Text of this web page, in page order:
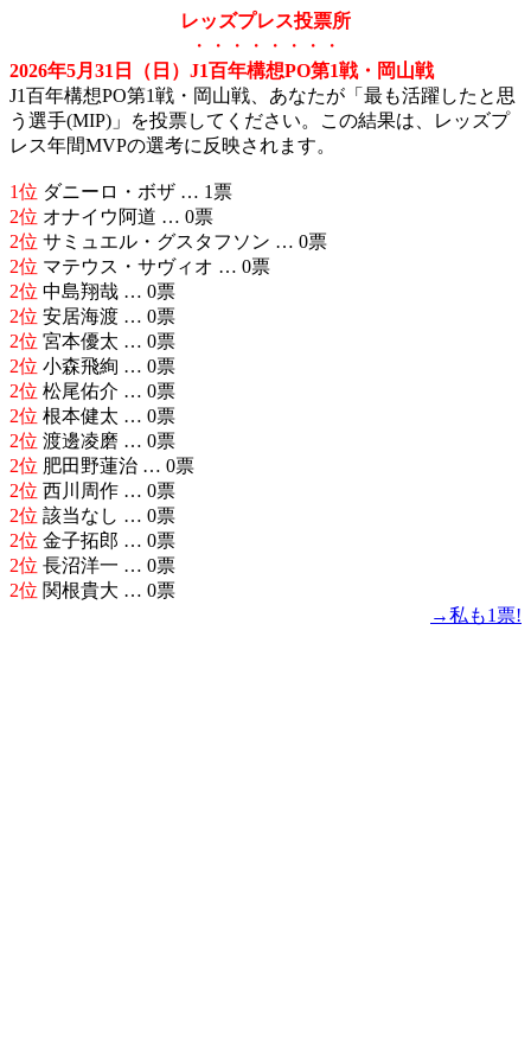
レッズプレス投票所
・・・・・・・・
2026年5月31日（日）J1百年構想PO第1戦・岡山戦
J1百年構想PO第1戦・岡山戦、あなたが「最も活躍したと思
う選手(MIP)」を投票してください。この結果は、レッズプ
レス年間MVPの選考に反映されます。
1位 ダニーロ・ボザ … 1票
2位 オナイウ阿道 … 0票
2位 サミュエル・グスタフソン … 0票
2位 マテウス・サヴィオ … 0票
2位 中島翔哉 … 0票
2位 安居海渡 … 0票
2位 宮本優太 … 0票
2位 小森飛絢 … 0票
2位 松尾佑介 … 0票
2位 根本健太 … 0票
2位 渡邊凌磨 … 0票
2位 肥田野蓮治 … 0票
2位 西川周作 … 0票
2位 該当なし … 0票
2位 金子拓郎 … 0票
2位 長沼洋一 … 0票
2位 関根貴大 … 0票
→私も1票!